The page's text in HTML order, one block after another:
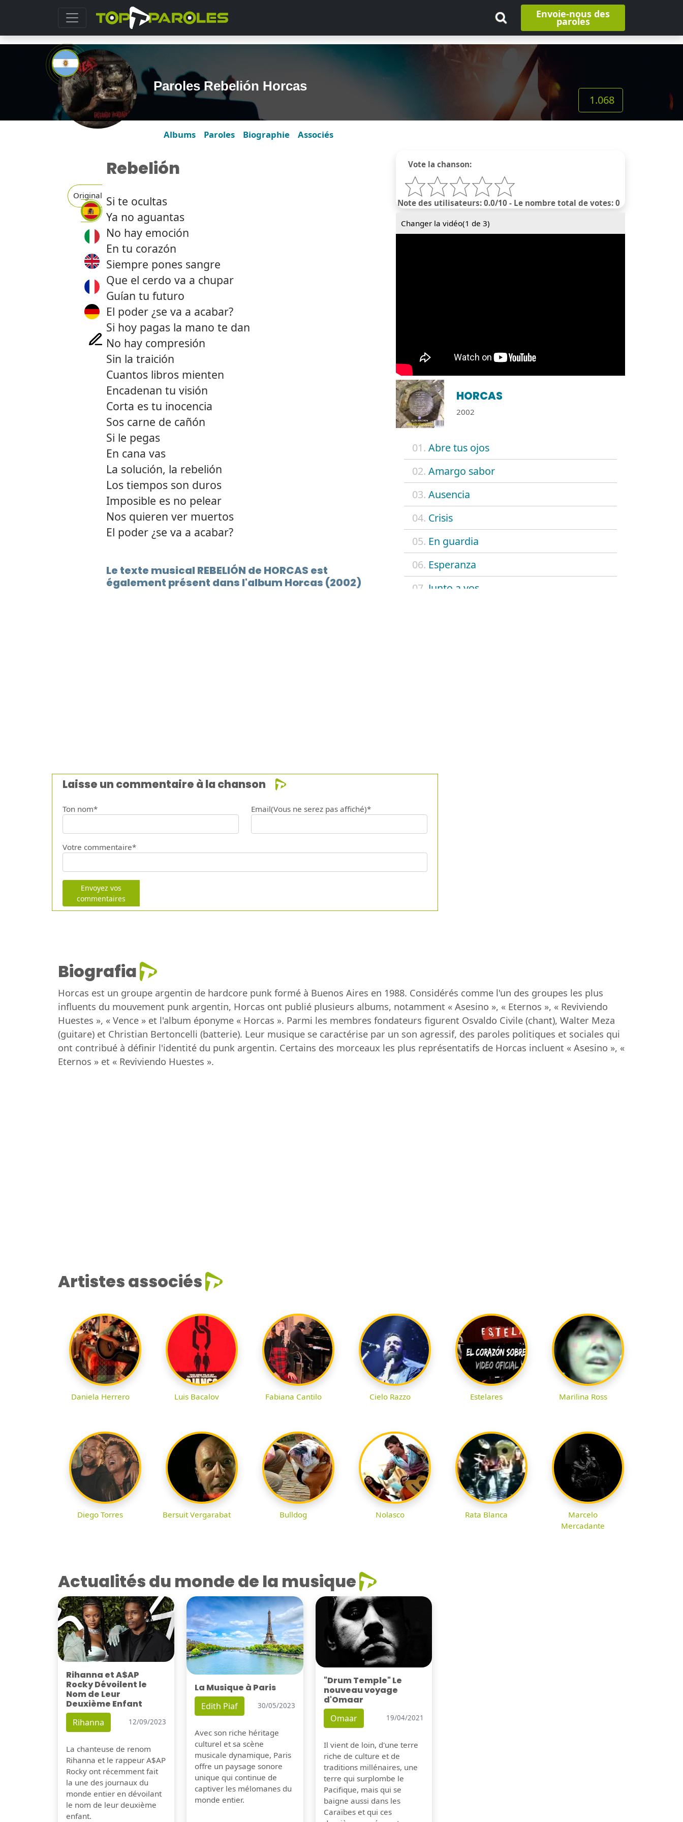
Envoie-nous des
paroles
Paroles Rebelión Horcas
1.068
Albums Paroles Biographie Associés
Original
Vote la chanson:
Note des utilisateurs: 0.0/10 - Le nombre total de votes: 0
Changer la vidéo(1 de 3)
HORCAS
2002
01. Abre tus ojos
02. Amargo sabor
03. Ausencia
04. Crisis
05. En guardia
06. Esperanza
07. Junto a vos
Rebelión
Si te ocultas
Ya no aguantas
No hay emoción
En tu corazón
Siempre pones sangre
Que el cerdo va a chupar
Guían tu futuro
El poder ¿se va a acabar?
Si hoy pagas la mano te dan
No hay compresión
Sin la traición
Cuantos libros mienten
Encadenan tu visión
Corta es tu inocencia
Sos carne de cañón
Si le pegas
En cana vas
La solución, la rebelión
Los tiempos son duros
Imposible es no pelear
Nos quieren ver muertos
El poder ¿se va a acabar?
Le texte musical REBELIÓN de HORCAS est
également présent dans l'album Horcas (2002)
Laisse un commentaire à la chanson
Ton nom* Email(Vous ne serez pas affiché)*
Votre commentaire*
Envoyez vos
commentaires
Biografia
Horcas est un groupe argentin de hardcore punk formé à Buenos Aires en 1988. Considérés comme l'un des groupes les plus
influents du mouvement punk argentin, Horcas ont publié plusieurs albums, notamment « Asesino », « Eternos », « Reviviendo
Huestes », « Vence » et l'album éponyme « Horcas ». Parmi les membres fondateurs figurent Osvaldo Civile (chant), Walter Meza
(guitare) et Christian Bertoncelli (batterie). Leur musique se caractérise par un son agressif, des paroles politiques et sociales qui
ont contribué à définir l'identité du punk argentin. Certains des morceaux les plus représentatifs de Horcas incluent « Asesino », «
Eternos » et « Reviviendo Huestes ».
Artistes associés
Daniela Herrero Luis Bacalov Fabiana Cantilo Cielo Razzo Estelares Marilina Ross
Diego Torres Bersuit Vergarabat Bulldog Nolasco Rata Blanca
Marcelo
Mercadante
Actualités du monde de la musique
Rihanna et A$AP
Rocky Dévoilent le
Nom de Leur
Deuxième Enfant
Rihanna 12/09/2023
La chanteuse de renom
Rihanna et le rappeur A$AP
Rocky ont récemment fait
la une des journaux du
monde entier en dévoilant
le nom de leur deuxième
enfant.
La Musique à Paris
Edith Piaf 30/05/2023
Avec son riche héritage
culturel et sa scène
musicale dynamique, Paris
offre un paysage sonore
unique qui continue de
captiver les mélomanes du
monde entier.
"Drum Temple" Le
nouveau voyage
d'Omaar
Omaar 19/04/2021
Il vient de loin, d'une terre
riche de culture et de
traditions millénaires, une
terre qui surplombe le
Pacifique, mais qui se
baigne aussi dans les
Caraïbes et qui ces